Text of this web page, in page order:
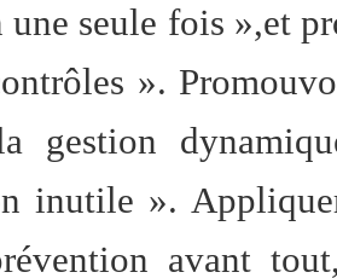
une seule fois »,et
».
gestion
inutile ».
avant